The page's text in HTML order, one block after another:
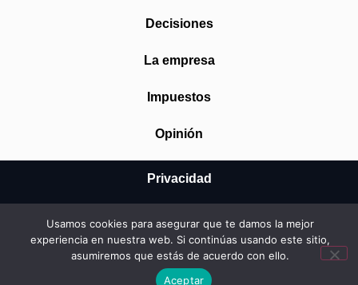
Decisiones
La empresa
Impuestos
Opinión
© 2026 Mundo Startup SRL
Privacidad
Cookies
Usamos cookies para asegurar que te damos la mejor
experiencia en nuestra web. Si continúas usando este sitio,
asumiremos que estás de acuerdo con ello.
Aceptar